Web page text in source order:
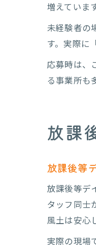
増えていま
未経験者の
す。実際に
応募時は、
る事業所も
放課
放課後等
放課後等デ
タッフ同士
風土は安心
実際の現場